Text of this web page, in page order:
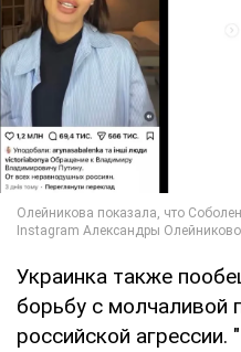
Украинка также
борьбу с молчаливой
российской агрессии.